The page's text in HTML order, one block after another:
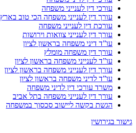
עורכי דין לענייני משפחה
עורך דין לענייני משפחה הכי טוב בארץ
עורכת דין לענייני משפחה
עורך דין לענייני צוואות וירושות
עו”ד דיני משפחה בראשון לציון
עורך דין משפחה מומלץ
עו”ד לענייני משפחה בראשון לציון
עורך דין לענייני משפחה בראשון לציון
עו”ד לדיני משפחה בראשון לציון
משרד עורכי דין לדיני משפחה
עורך דין לענייני משפחה בתל אביב
הגשת בקשה ליישוב סכסוך במשפחה
גישור בגירושין